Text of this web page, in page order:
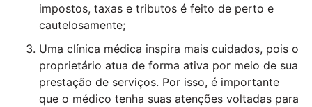
impostos, taxas e tributos é feito de perto e
cautelosamente;
Uma clínica médica inspira mais cuidados, pois o
proprietário atua de forma ativa por meio de sua
prestação de serviços. Por isso, é importante
que o médico tenha suas atenções voltadas para